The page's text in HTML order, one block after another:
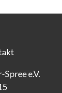
e.V.